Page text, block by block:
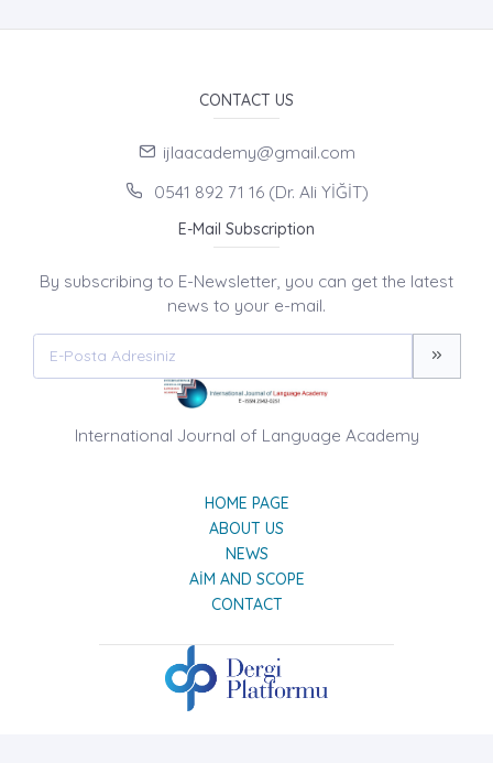
CONTACT US
ijlaacademy@gmail.com
0541 892 71 16 (Dr. Ali YİĞİT)
E-Mail Subscription
By subscribing to E-Newsletter, you can get the latest
news to your e-mail.
International Journal of Language Academy
HOME PAGE
ABOUT US
NEWS
AIM AND SCOPE
CONTACT